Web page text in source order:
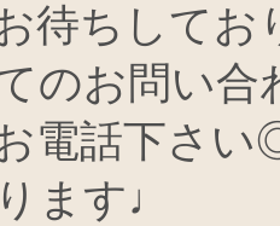
待ちしてお
のお問い
電話下さ
ます♩